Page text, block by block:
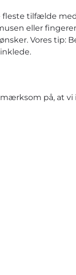
fleste tilfælde
eller
Vores tip:
på, at vi